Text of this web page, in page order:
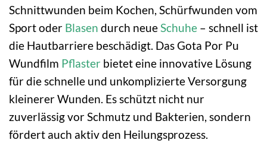
Schnittwunden beim Kochen, Schürfwunden vom
Sport oder Blasen durch neueSchuhe – schnell ist
die Hautbarriere beschädigt. Das Gota Por Pu
Wundfilm Pflaster bietet eine innovative Lösung
für die schnelle und unkomplizierte Versorgung
kleinerer Wunden. Es schützt nicht nur
zuverlässig vor Schmutz und Bakterien, sondern
fördert auch aktiv den Heilungsprozess.